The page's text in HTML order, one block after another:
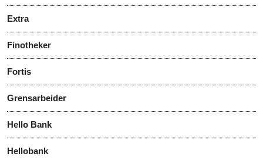
Extra
Finotheker
Fortis
Grensarbeider
Hello Bank
Hellobank